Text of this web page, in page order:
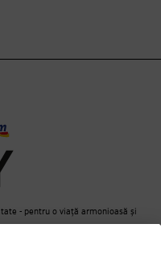
- pentru o viață armonioasă și